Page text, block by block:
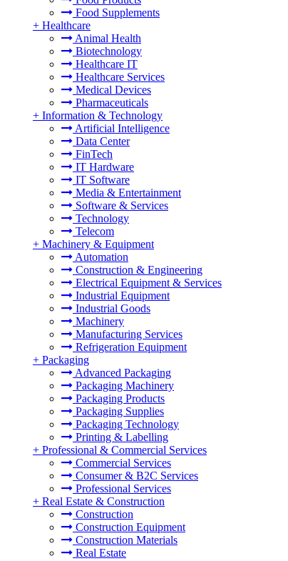
Food Supplements
+ Healthcare
Animal Health
Biotechnology
Healthcare IT
Healthcare Services
Medical Devices
Pharmaceuticals
+ Information & Technology
Artificial Intelligence
Data Center
FinTech
IT Hardware
IT Software
Media & Entertainment
Software & Services
Technology
Telecom
+ Machinery & Equipment
Automation
Construction & Engineering
Electrical Equipment & Services
Industrial Equipment
Industrial Goods
Machinery
Manufacturing Services
Refrigeration Equipment
+ Packaging
Advanced Packaging
Packaging Machinery
Packaging Products
Packaging Supplies
Packaging Technology
Printing & Labelling
+ Professional & Commercial Services
Commercial Services
Consumer & B2C Services
Professional Services
+ Real Estate & Construction
Construction
Construction Equipment
Construction Materials
Real Estate